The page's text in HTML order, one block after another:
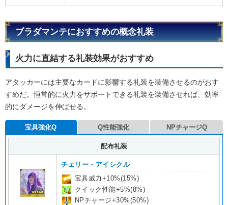
ブラダマンテにおすすめの概念礼装
火力に直結する礼装効果がおすすめ
アタッカーには主要なカードに影響する礼装を装備させるのがおす
すめだ。恒常的に火力をサポートできる礼装を装備させれば、効率
的にダメージを伸ばせる。
宝具強化Q Q性能強化 NPチャージQ
配布礼装
チェリー・アイシクル
宝具威力+10%(15%)
クイック性能+5%(8%)
NPチャージ+30%(50%)